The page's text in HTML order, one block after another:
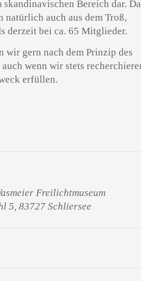
Bereich dar.
natürlich auch aus dem Troß,
derzeit bei ca. 65 Mitglieder.
wir gern nach dem Prinzip des
wenn wir stets
erfüllen.
Freilichtmuseum
5, 83727 Schliersee